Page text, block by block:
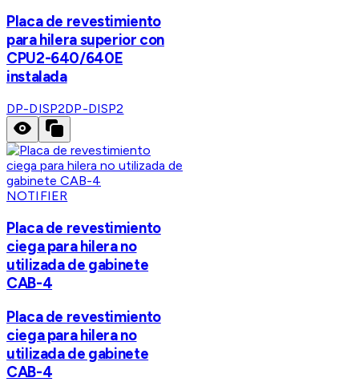
Placa de revestimiento
para hilera superior con
CPU2-640/640E
instalada
DP-DISP2DP-DISP2
NOTIFIER
Placa de revestimiento
ciega para hilera no
utilizada de gabinete
CAB-4
Placa de revestimiento
ciega para hilera no
utilizada de gabinete
CAB-4